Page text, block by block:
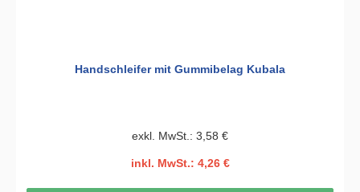
Handschleifer mit Gummibelag Kubala
exkl. MwSt.: 3,58 €
inkl. MwSt.: 4,26 €